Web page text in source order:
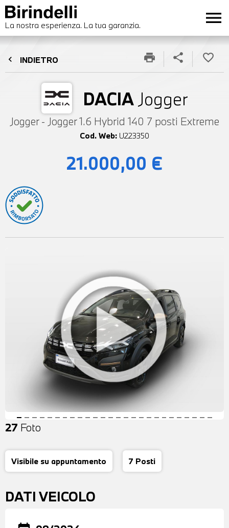
La nostra esperienza. La tua garanzia. menu
chevron_left INDIETRO
DACIA Jogger
Jogger - Jogger 1.6 Hybrid 140 7 posti Extreme
Cod. Web: U223350
print share favorite_border
21.000,00 €
27 Foto
Visibile su appuntamento 7 Posti
DATI VEICOLO